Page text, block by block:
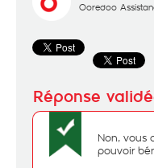
Ooredoo
Non, vous
pouvoir